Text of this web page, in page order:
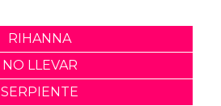
RIHANNA
NO LLEVAR
SERPIENTE